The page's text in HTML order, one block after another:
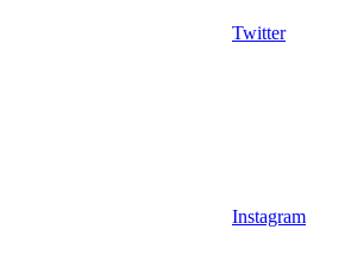
Twitter
Instagram